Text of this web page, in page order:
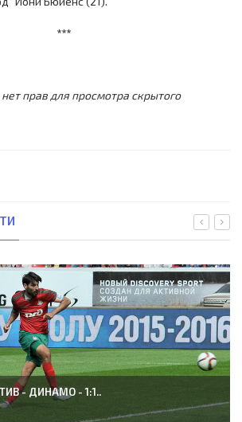
***
прав для просмотра скрытого
- ДИНАМО - 1:1..